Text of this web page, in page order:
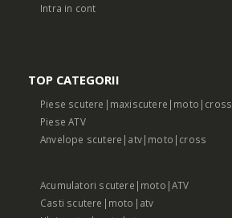
Intra in cont
TOP CATEGORII
Piese scutere|maxiscutere|moto|cross
Piese ATV
Anvelope scutere|atv|moto|cross
Acumulatori scutere|moto|ATV
Casti scutere|moto|atv